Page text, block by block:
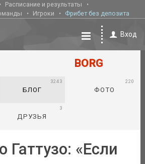
Расписание и результаты
Игроки Фрибет без депозита
Вход
BORG
БЛОГ
3243
ФОТО
220
ДРУЗЬЯ
3
«Если